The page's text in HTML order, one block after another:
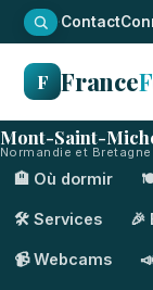
·Contact
F France
Mont-Saint-
Normandie et Bretagne
🏨 Où dormir
🛠️ Services 🎉
📹 Webcams